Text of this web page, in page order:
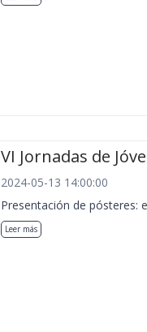
VI Jornadas de
2024-05-13 14:00:00
Presentación de pósteres:
Leer más